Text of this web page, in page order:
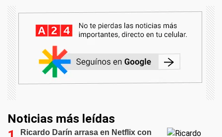
Noticias más leídas
Ricardo Darín arrasa en Netflix con